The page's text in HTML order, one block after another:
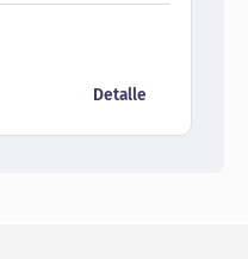
Detalle